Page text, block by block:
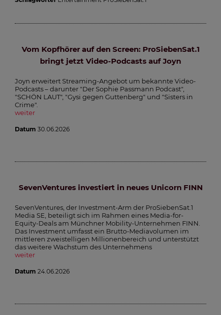
Vom Kopfhörer auf den Screen: ProSiebenSat.1
bringt jetzt Video-Podcasts auf Joyn
Joyn erweitert Streaming-Angebot um bekannte Video-
Podcasts – darunter "Der Sophie Passmann Podcast",
"SCHÖN LAUT", "Gysi gegen Guttenberg" und "Sisters in
Crime".
weiter
Datum 30.06.2026
SevenVentures investiert in neues Unicorn FINN
SevenVentures, der Investment-Arm der ProSiebenSat.1
Media SE, beteiligt sich im Rahmen eines Media-for-
Equity-Deals am Münchner Mobility-Unternehmen FINN.
Das Investment umfasst ein Brutto-Mediavolumen im
mittleren zweistelligen Millionenbereich und unterstützt
das weitere Wachstum des Unternehmens
weiter
Datum 24.06.2026